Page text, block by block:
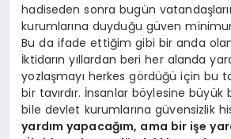
hadiseden sonra bugün
kurumlarına duyduğu güven
Bu da ifade ettiğim gibi bir anda
İktidarın yıllardan beri her alanda
yozlaşmayı herkes gördüğü için bu
bir tavırdır. İnsanlar böylesine büyük
bile devlet kurumlarına güvensizlik
yardım yapacağım, ama bir işe